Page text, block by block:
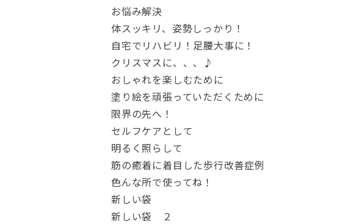
お悩み解決
体スッキリ、姿勢しっかり！
自宅でリハビリ！足腰大事に！
クリスマスに、、、♪
おしゃれを楽しむために
塗り絵を頑張っていただくために
限界の先へ！
セルフケアとして
明るく照らして
筋の癒着に着目した歩行改善症例
色んな所で使ってね！
新しい袋
新しい袋 ２